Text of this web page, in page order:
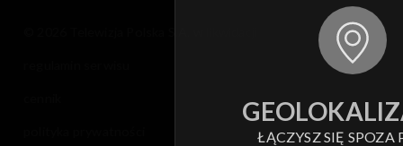
ŁĄCZYSZ SIĘ SPOZA